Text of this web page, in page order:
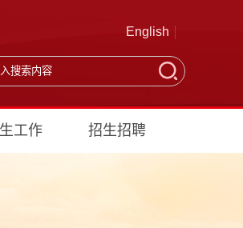
English
工作 招生招聘